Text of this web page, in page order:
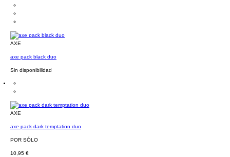
AXE
axe pack black duo
Sin disponibilidad
AXE
axe pack dark temptation duo
POR SÓLO
10,95 €